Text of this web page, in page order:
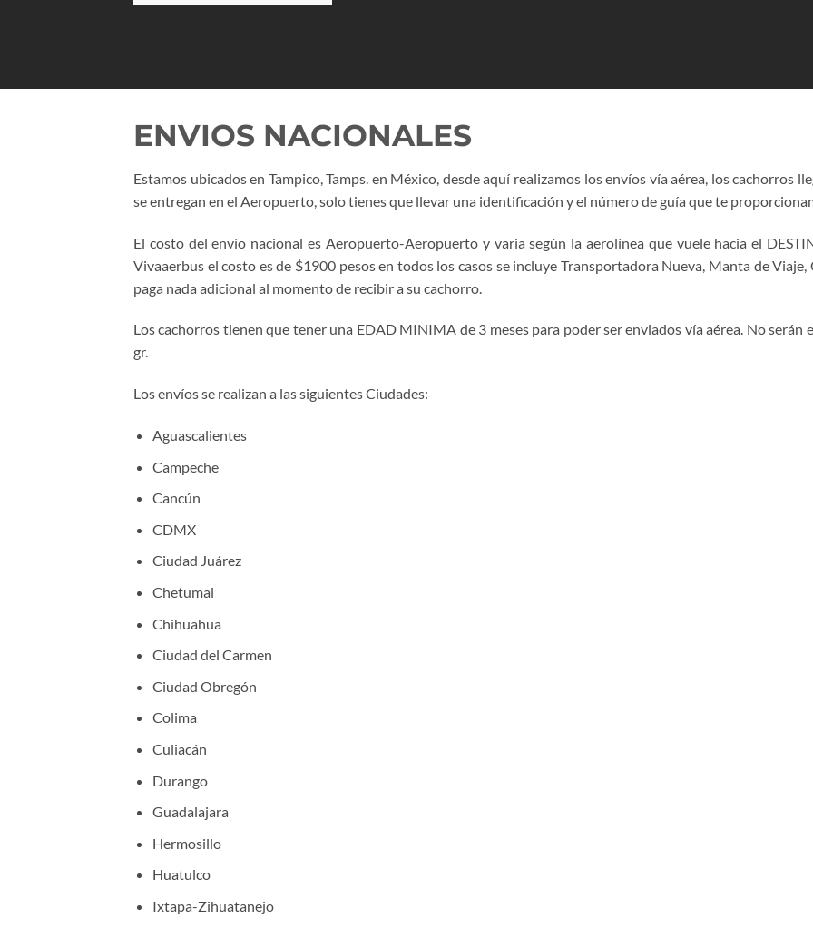
ENVIOS NACIONALES
Estamos ubicados en Tampico, Tamps. en México, desde aquí realizamos los envíos vía aérea, los cachorros
se entregan en el Aeropuerto, solo tienes que llevar una identificación y el número de guía que te
El costo del envío nacional es Aeropuerto-Aeropuerto y varia según la aerolínea que vuele hacia el
Vivaaerbus el costo es de $1900 pesos en todos los casos se incluye Transportadora Nueva, Manta de
paga nada adicional al momento de recibir a su cachorro.
Los cachorros tienen que tener una EDAD MINIMA de 3 meses para poder ser enviados vía aérea. No
gr.
Los envíos se realizan a las siguientes Ciudades:
Aguascalientes
Campeche
Cancún
CDMX
Ciudad Juárez
Chetumal
Chihuahua
Ciudad del Carmen
Ciudad Obregón
Colima
Culiacán
Durango
Guadalajara
Hermosillo
Huatulco
Ixtapa-Zihuatanejo